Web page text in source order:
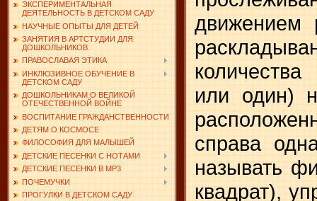
ЭКСПЕРИМЕНТАЛЬНАЯ
ДЕЯТЕЛЬНОСТЬ В ДЕТСКОМ САДУ
НАУЧНЫЕ ОПЫТЫ ДЛЯ ДЕТЕЙ
ЗАНЯТИЯ В АРТСТУДИИ ДЛЯ
ДОШКОЛЬНИКОВ
ПРАВОСЛАВАЯ ЭТИКА
ИНКЛЮЗИВНОЕ ОБУЧЕНИЕ В
ДЕТСКОМ САДУ
ДОШКОЛЬНИКАМ О ВЕЛИКОЙ
ОТЕЧЕСТВЕННОЙ ВОЙНЕ
ВОСПИТАНИЕ ГРАЖДАНСТВЕННОСТИ
ДЕТЯМ О КОСМОСЕ
ФИЛОСОФИЯ ДЛЯ МАЛЫШЕЙ
ДЕТСКИЕ ПЕСЕНКИ С НОТАМИ
ДЕТСКИЕ ПЕСЕНКИ В MP3
ПОЧЕМУЧКИ
ПРОГУЛКИ В ДЕТСКОМ САДУ
движением
или один)
справа
называть
квадрат),